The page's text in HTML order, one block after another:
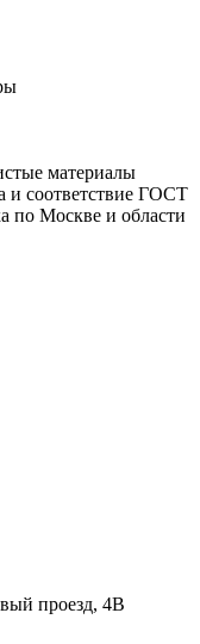
материалы
и соответствие ГОСТ
по Москве и области
проезд, 4В